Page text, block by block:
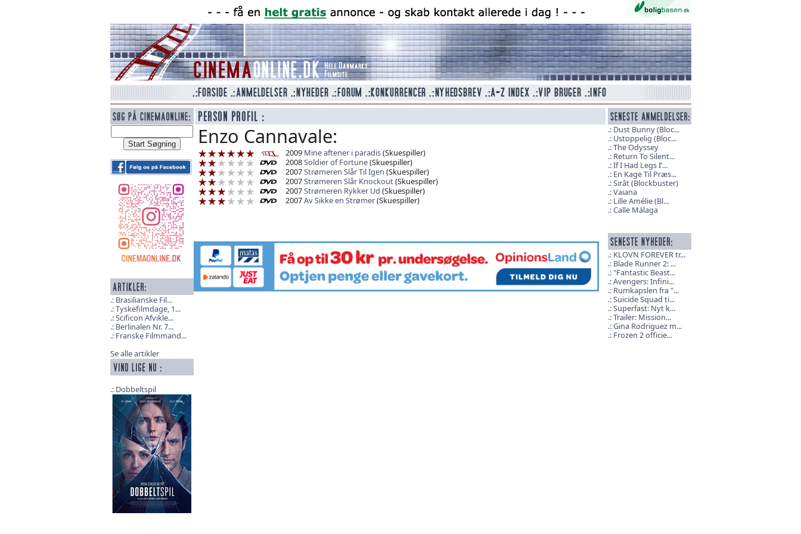
Brasilianske Fil...
Tyskefilmdage, 1...
Scificon Afvikle...
Berlinalen Nr. 7...
Franske Filmmand...
Se alle artikler
Dobbeltspil
Enzo Cannavale:
2009 Mine aftener i paradis(Skuespiller)
2008Soldier of Fortune(Skuespiller)
2007Strømeren Slår Til Igen (Skuespiller)
2007Strømeren Slår Knockout(Skuespiller)
2007Strømeren Rykker Ud (Skuespiller)
2007Av Sikke en Strømer(Skuespiller)
Dust Bunny (Bloc...
Ustoppelig (Bloc...
The Odyssey
Return To Silent...
If I Had Legs I’...
En Kage Til Præs...
Sirât (Blockbuster)
Vaiana
Lille Amélie (Bl...
Calle Málaga
KLOVN FOREVER tr...
Blade Runner 2: ...
"Fantastic Beast...
Avengers: Infini...
Rumkapslen fra "...
Suicide Squad ti...
Superfast: Nyt k...
Trailer: Mission...
Gina Rodriguez m...
Frozen 2 officie...